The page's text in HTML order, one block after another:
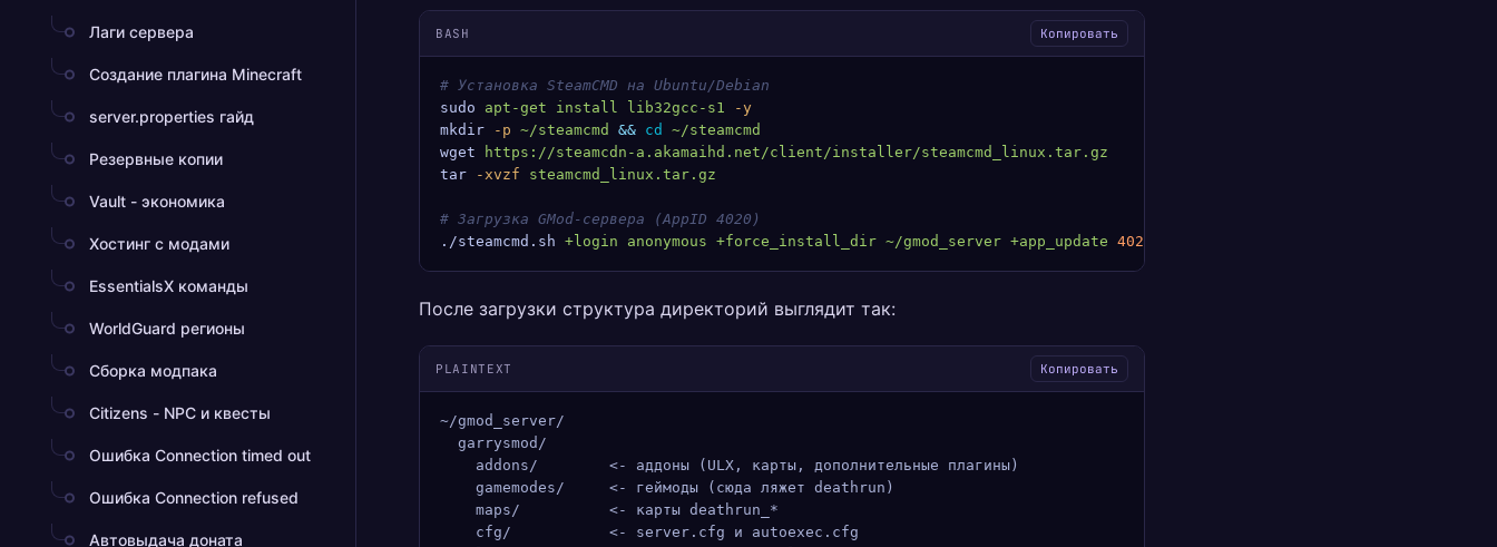
Лаги сервера
Создание плагина Minecraft
server.properties гайд
Резервные копии
Vault - экономика
Хостинг с модами
EssentialsX команды
WorldGuard регионы
Сборка модпака
Citizens - NPC и квесты
Ошибка Connection timed out
Ошибка Connection refused
Автовыдача доната
BASH Копировать
# Установка SteamCMD на Ubuntu/Debian
sudo apt-get install lib32gcc-s1 -y
mkdir -p ~/steamcmd && cd
~/steamcmd
wget https://steamcdn-a.akamaihd.net/client/installer/steamcmd_linux.tar.gz
tar -xvzf steamcmd_linux.tar.gz
# Загрузка GMod-сервера (AppID 4020)
./steamcmd.sh +login anonymous +force_install_dir ~/gmod_server +app_update 4020
После загрузки структура директорий выглядит так:
PLAINTEXT Копировать
~/gmod_server/
  garrysmod/
    addons/        <- аддоны (ULX, карты, дополнительные плагины)
    gamemodes/     <- геймоды (сюда ляжет deathrun)
    maps/          <- карты deathrun_*
    cfg/           <- server.cfg и autoexec.cfg